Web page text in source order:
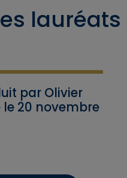
lauréats
par Olivier
le 20 novembre